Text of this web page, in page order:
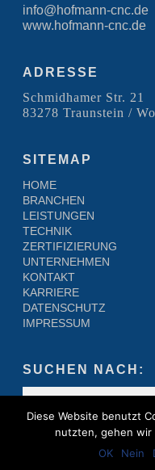
info@hofmann-cnc.de
www.hofmann-cnc.de
ADRESSE
Schmidhamer Str. 21
83278 Traunstein /
SITEMAP
HOME
BRANCHEN
LEISTUNGEN
TECHNIK
ZERTIFIZIERUNG
UNTERNEHMEN
KONTAKT
KARRIERE
DATENSCHUTZ
IMPRESSUM
SUCHEN NACH:
Diese Website benutzt
nutzten, gehen wir
OK
Nein